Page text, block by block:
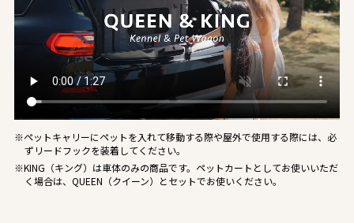
※ペットキャリーにペットを入れて移動する際や屋外で使用する際には、必
ずリードフックを装着してください。
※KING（キング）は車体のみの商品です。ペットカートとしてお使いいただ
く場合は、QUEEN（クイーン）とセットでお使いください。